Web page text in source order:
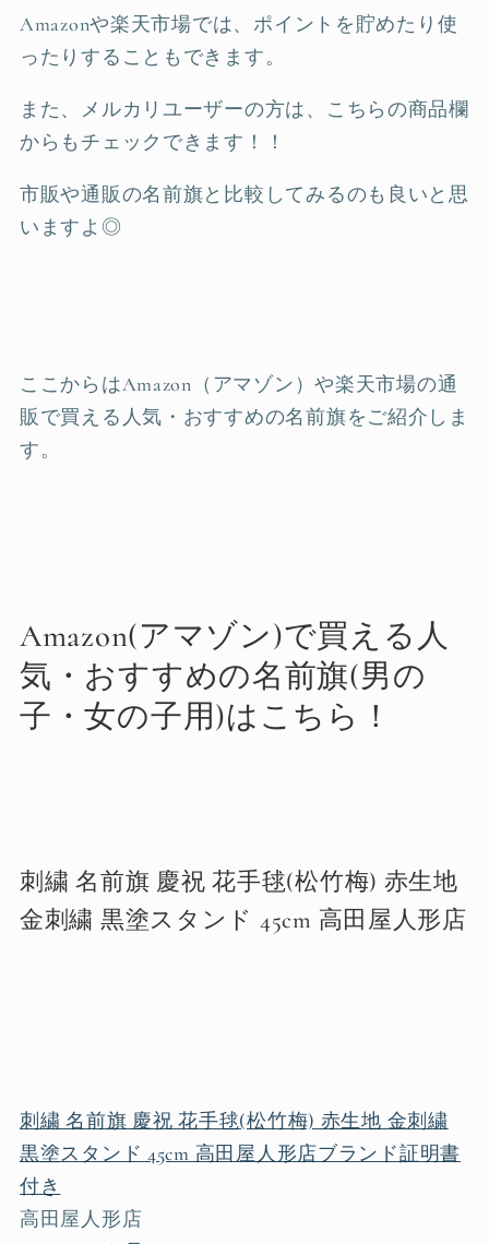
Amazonや楽天市場では、ポイントを貯めたり使
ったりすることもできます。
また、メルカリユーザーの方は、こちらの商品欄
からもチェックできます！！
市販や通販の名前旗と比較してみるのも良いと思
いますよ◎
ここからはAmazon（アマゾン）や楽天市場の通
販で買える人気・おすすめの名前旗をご紹介しま
す。
Amazon(アマゾン)で買える人
気・おすすめの名前旗(男の
子・女の子用)はこちら！
刺繍 名前旗 慶祝 花手毬(松竹梅) 赤生地
金刺繍 黒塗スタンド 45cm 高田屋人形店
刺繍 名前旗 慶祝 花手毬(松竹梅) 赤生地 金刺繍
黒塗スタンド 45cm 高田屋人形店ブランド証明書
付き
高田屋人形店